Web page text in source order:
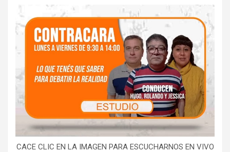
CACE CLIC EN LA IMAGEN PARA ESCUCHARNOS EN VIVO